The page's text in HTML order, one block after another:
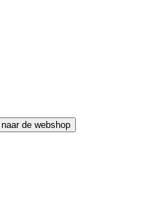
de webshop